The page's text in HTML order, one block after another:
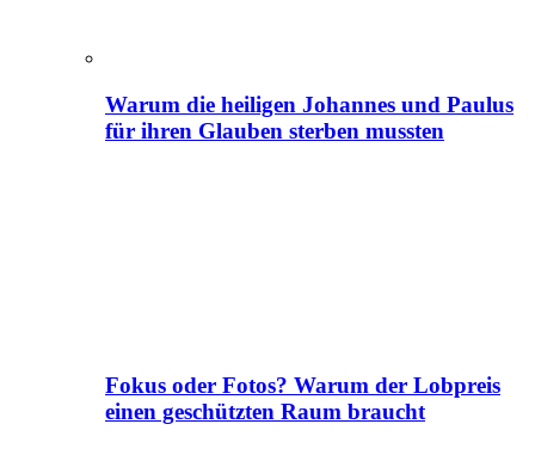
Warum die heiligen Johannes und Paulus
für ihren Glauben sterben mussten
Fokus oder Fotos? Warum der Lobpreis
einen geschützten Raum braucht